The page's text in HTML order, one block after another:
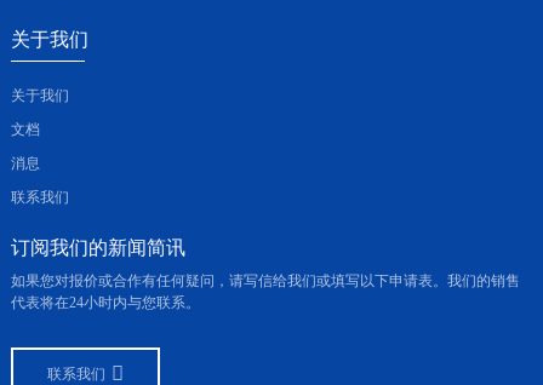
关于我们
关于我们
文档
消息
联系我们
订阅我们的新闻简讯
如果您对报价或合作有任何疑问，请写信给我们或填写以下申请表。我们的销售
代表将在24小时内与您联系。
联系我们